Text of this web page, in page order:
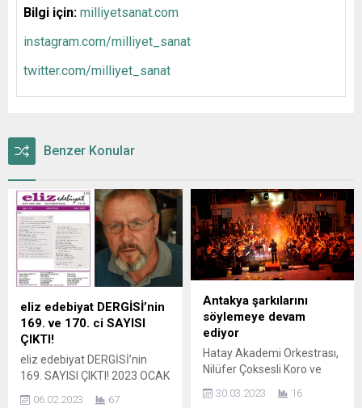
Bilgi için: milliyetsanat.com
instagram.com/milliyet_sanat
twitter.com/milliyet_sanat
Benzer Konular
eliz edebiyat DERGİSİ’nin
169. ve 170. ci SAYISI
ÇIKTI!
eliz edebiyat DERGİSİ’nin
169. SAYISI ÇIKTI! 2023 OCAK
06.02.2023 67
Antakya şarkılarını
söylemeye devam
ediyor
Hatay Akademi Orkestrası,
Nilüfer Çoksesli Koro ve
eşliğinde Nilüfer’de konser
30.03.2023 16